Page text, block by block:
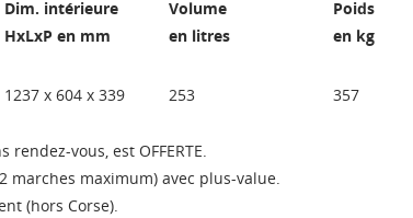
Dim. intérieure
HxLxP en mm
Volume
en litres
Poids
en kg
1237 x 604 x 339 253
357
vous, est OFFERTE.
marches maximum) avec plus-value.
(hors Corse).